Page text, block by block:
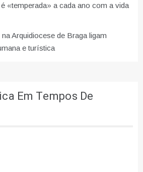
«temperada» a cada ano com a vida
Arquidiocese de Braga ligam
e turística
Em Tempos De